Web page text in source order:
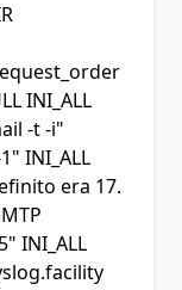
INI_ALL
-t -i"
INI_ALL
era 17.
INI_ALL